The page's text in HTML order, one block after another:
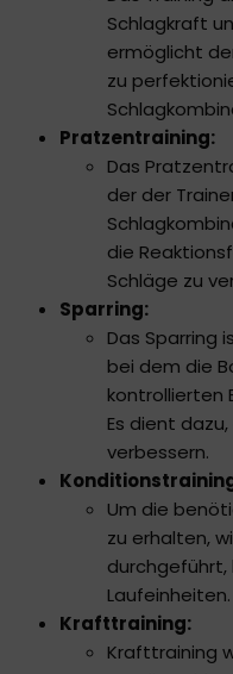
Schlagkraft
ermöglicht
zu
Pratzentraining:
Das
der der
die
Schläge zu
Sparring:
Das Sparring
bei dem die
kontrollierten
Es dient
verbessern.
Um die
zu erhalten,
Laufeinheiten.
Krafttraining:
Krafttraining